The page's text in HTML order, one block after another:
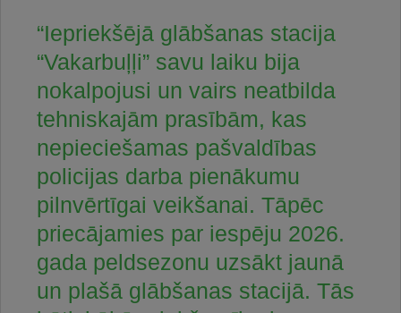
“Iepriekšējā glābšanas stacija
“Vakarbuļļi” savu laiku bija
nokalpojusi un vairs neatbilda
tehniskajām prasībām, kas
nepieciešamas pašvaldības
policijas darba pienākumu
pilnvērtīgai veikšanai. Tāpēc
priecājamies par iespēju 2026.
gada peldsezonu uzsākt jaunā
un plašā glābšanas stacijā. Tās